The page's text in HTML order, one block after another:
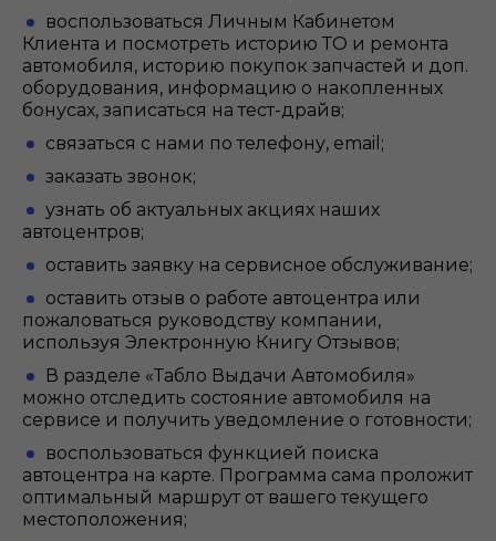
воспользоваться Личным Кабинетом
Клиента и посмотреть историю ТО и ремонта
автомобиля, историю покупок запчастей и доп.
оборудования, информацию о накопленных
бонусах, записаться на тест-драйв;
связаться с нами по телефону, email;
заказать звонок;
узнать об актуальных акциях наших
автоцентров;
оставить заявку на сервисное обслуживание;
оставить отзыв о работе автоцентра или
пожаловаться руководству компании,
используя Электронную Книгу Отзывов;
В разделе «Табло Выдачи Автомобиля»
можно отследить состояние автомобиля на
сервисе и получить уведомление о готовности;
воспользоваться функцией поиска
автоцентра на карте. Программа сама проложит
оптимальный маршрут от вашего текущего
местоположения;